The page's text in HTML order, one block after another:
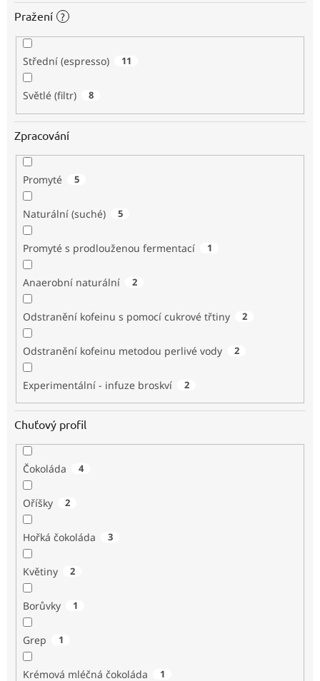
Pražení ?
Střední (espresso) 11
Světlé (filtr) 8
Zpracování
Promyté 5
Naturální (suché) 5
Promyté s prodlouženou fermentací 1
Anaerobní naturální 2
Odstranění kofeinu s pomocí cukrové třtiny 2
Odstranění kofeinu metodou perlivé vody 2
Experimentální - infuze broskví 2
Chuťový profil
Čokoláda 4
Oříšky 2
Hořká čokoláda 3
Květiny 2
Borůvky 1
Grep 1
Krémová mléčná čokoláda 1